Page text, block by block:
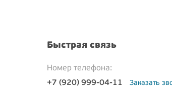
Быстрая связь
Номер телефона:
+7 (920) 999-04-11
Заказать